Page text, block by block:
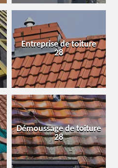
Entreprise de toiture
28
Démoussage de toiture
28